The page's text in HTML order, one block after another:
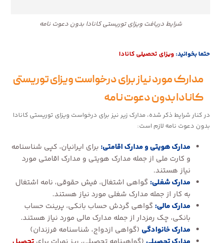
شرایط دریافت ویزای توریستی کانادا بدون دعوت نامه
حتما بخوانید: ویزای تحصیلی کانادا
مدارک مورد نیاز برای درخواست ویزای توریستی
کانادا بدون دعوت نامه
در کنار شرایط ذکر شده، مدارک زیر نیز برای درخواست ویزای توریستی کانادا
بدون دعوت نامه لازم است:
مدارک هویتی و مدارک اقامتی: برای ایرانیان، کپی شناسنامه
و کارت ملی از جمله مدارک هویتی و مدارک اقامتی مورد
نیاز هستند.
مدارک شغلی: گواهی اشتغال، فیش حقوقی، نامه اشتغال
به کار از جمله مدارک شغلی مورد نیاز هستند.
مدارک مالی: گواهی گردش حساب بانکی، پرینت حساب
بانکی، چک رمزدار از جمله مدارک مالی مورد نیاز هستند.
مدارک خانوادگی (گواهی ازدواج، شناسنامه فرزندان)